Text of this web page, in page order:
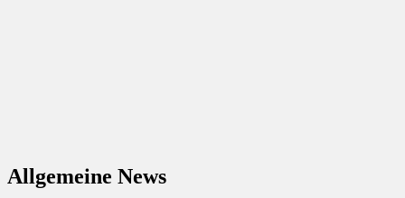
Allgemeine News